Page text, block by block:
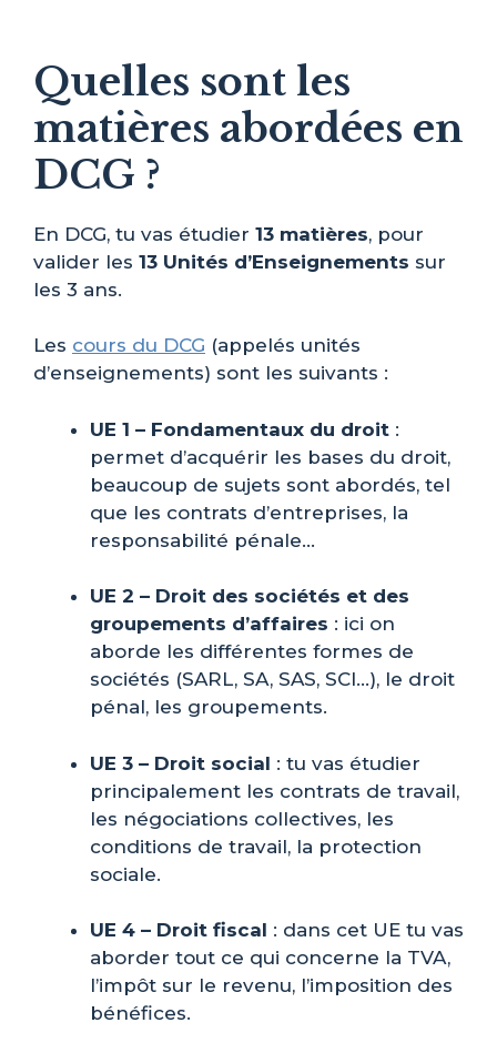
Quelles sont les
matières abordées en
DCG ?
En DCG, tu vas étudier 13 matières, pour
valider les 13 Unités d’Enseignements sur
les 3 ans.
Les cours du DCG (appelés unités
d’enseignements) sont les suivants :
UE 1 – Fondamentaux du droit :
permet d’acquérir les bases du droit,
beaucoup de sujets sont abordés, tel
que les contrats d’entreprises, la
responsabilité pénale…
UE 2 – Droit des sociétés et des
groupements d’affaires : ici on
aborde les différentes formes de
sociétés (SARL, SA, SAS, SCI…), le droit
pénal, les groupements.
UE 3 – Droit social : tu vas étudier
principalement les contrats de travail,
les négociations collectives, les
conditions de travail, la protection
sociale.
UE 4 – Droit fiscal : dans cet UE tu vas
aborder tout ce qui concerne la TVA,
l’impôt sur le revenu, l’imposition des
bénéfices.